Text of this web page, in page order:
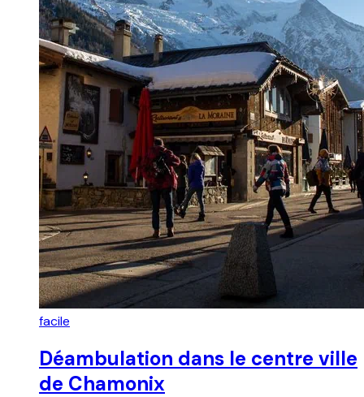
facile
Déambulation dans le centre ville
de Chamonix